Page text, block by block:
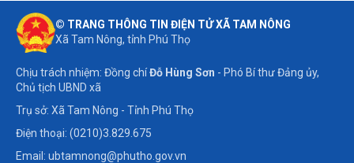
© TRANG THÔNG TIN ĐIỆN TỬ XÃ TAM NÔNG
Xã Tam Nông, tỉnh Phú Thọ
Chịu trách nhiệm: Đồng chíĐỗ Hùng Sơn - Phó Bí thư Đảng ủy,
Chủ tịch UBND xã
Trụ sở: Xã Tam Nông - Tỉnh Phú Thọ
Điện thoại: (0210)3.829.675
Email: ubtamnong@phutho.gov.vn